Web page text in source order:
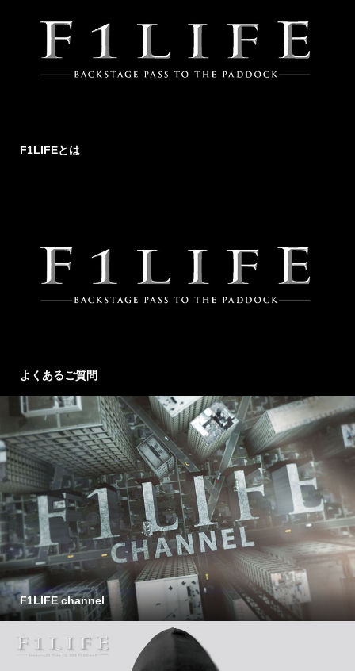
F1LIFEとは
よくあるご質問
F1LIFE channel